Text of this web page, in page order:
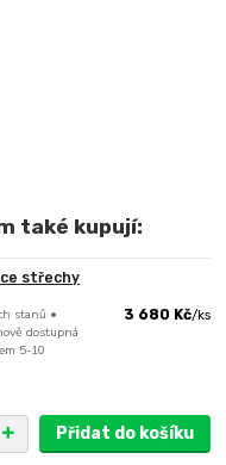
také kupují:
střechy
stanů •
dostupná
5-10
3 680 Kč/ks
Přidat do košíku